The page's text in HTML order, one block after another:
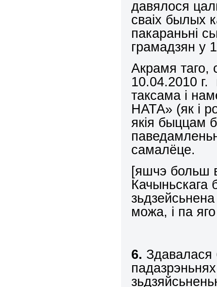
давялося
сваіх былых
пакараньні
грамадзян у
Акрамя таго,
10.04.2010
таксама і
НАТА» (як і
якія быццам
самалёце.
[яшчэ больш
Качыньскага
можа, і па
6. Здавалася